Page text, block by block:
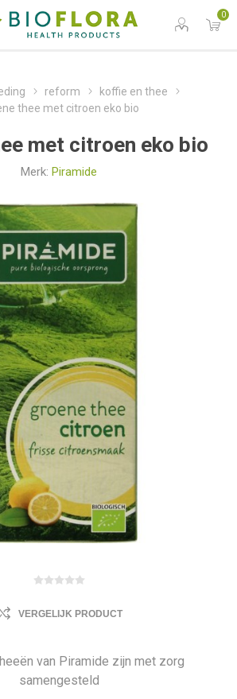
0
reform
koffie en thee
thee met citroen eko bio
met citroen eko bio
Merk: Piramide
VERGELIJK PRODUCT
van Piramide zijn met zorg
samengesteld